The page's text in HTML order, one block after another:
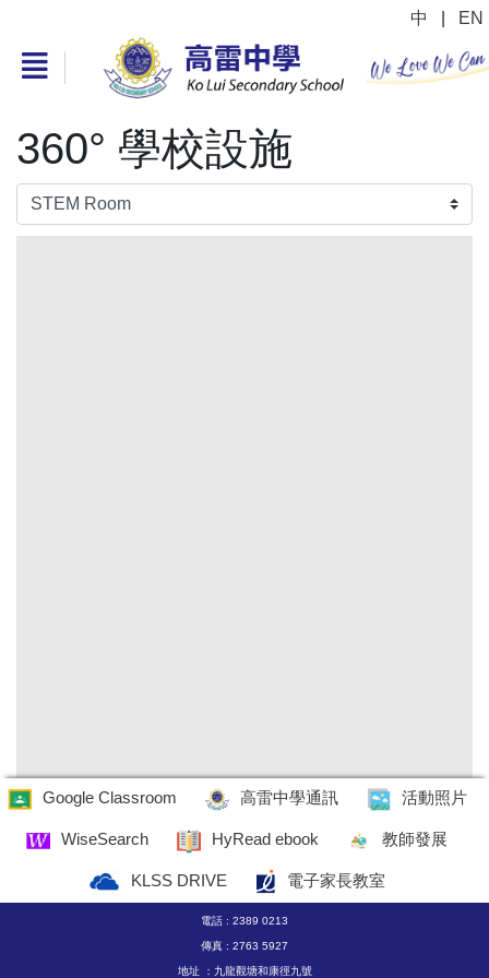
中 EN
360° 學校設施
Google Classroom 高雷中學通訊 活動照片
WiseSearch HyRead ebook 教師發展
KLSS DRIVE 電子家長教室
電話 : 2389 0213
傳真 : 2763 5927
地址 ：九龍觀塘和康徑九號